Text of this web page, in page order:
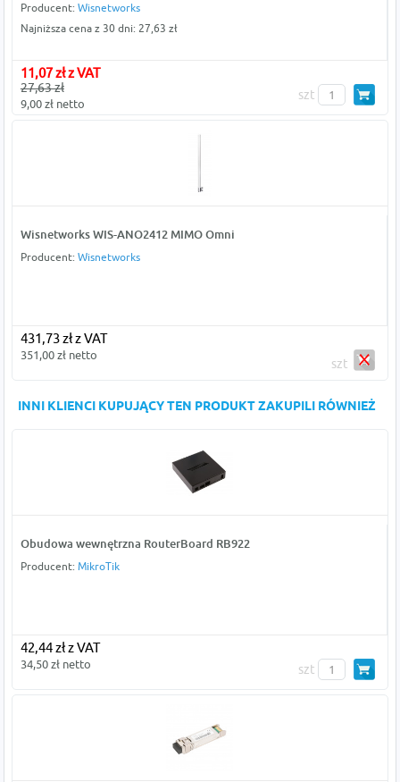
Producent: Wisnetworks
Najniższa cena z 30 dni: 27,63 zł
11,07 zł z VAT
27,63 zł
9,00 zł netto
szt
Wisnetworks WIS-ANO2412 MIMO Omni
Producent: Wisnetworks
431,73 zł z VAT
351,00 zł netto
szt
INNI KLIENCI KUPUJĄCY TEN PRODUKT ZAKUPILI RÓWNIEŻ
Obudowa wewnętrzna RouterBoard RB922
Producent: MikroTik
42,44 zł z VAT
34,50 zł netto szt